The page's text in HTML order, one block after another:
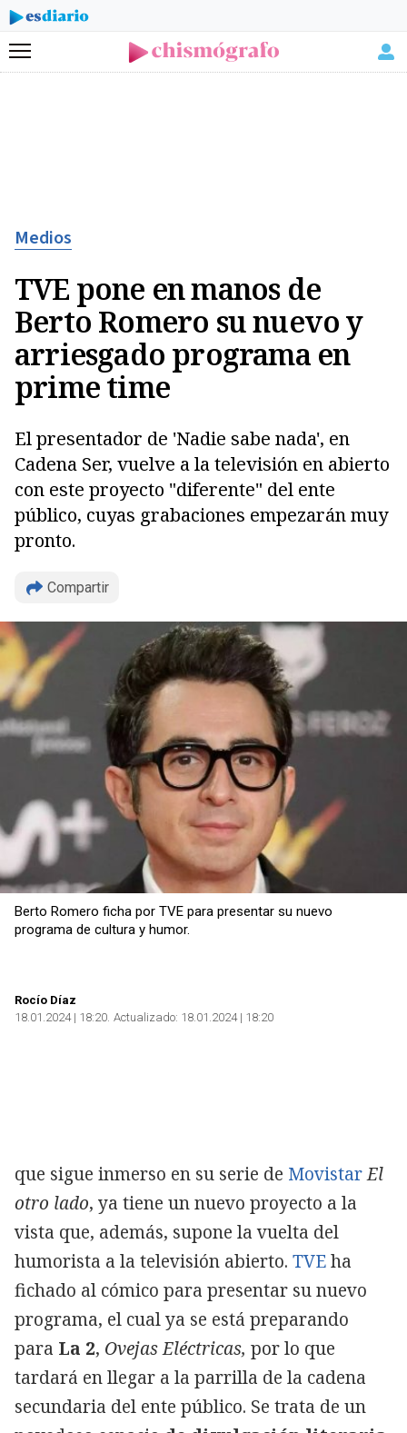
Menú
Medios
TVE pone en manos de
Berto Romero su nuevo y
arriesgado programa en
prime time
El presentador de 'Nadie sabe nada', en
Cadena Ser, vuelve a la televisión en abierto
con este proyecto "diferente" del ente
público, cuyas grabaciones empezarán muy
pronto.
Compartir
Copiar
Berto Romero ficha por TVE para presentar su nuevo
programa de cultura y humor.
Rocío Díaz
18.01.2024 | 18:20 Actualizado: 18.01.2024 | 18:20
que sigue inmerso en su serie de MovistarEl
otro lado, ya tiene un nuevo proyecto a la
vista que, además, supone la vuelta del
humorista a la televisión abierto. TVEha
fichado al cómico para presentar su nuevo
programa, el cual ya se está preparando
para La 2, Ovejas Eléctricas, por lo que
tardará en llegar a la parrilla de la cadena
secundaria del ente público. Se trata de un